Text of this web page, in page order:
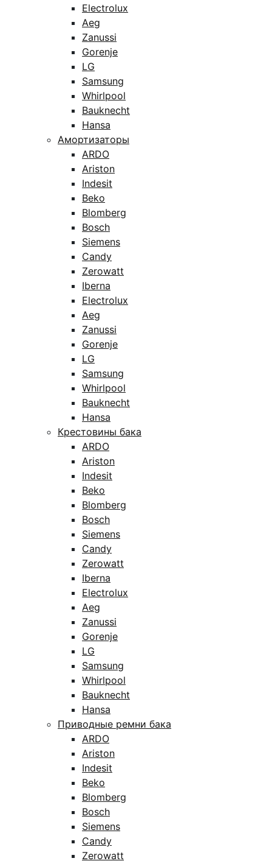
Electrolux
Aeg
Zanussi
Gorenje
LG
Samsung
Whirlpool
Bauknecht
Hansa
Амортизаторы
ARDO
Ariston
Indesit
Beko
Blomberg
Bosch
Siemens
Candy
Zerowatt
Iberna
Electrolux
Aeg
Zanussi
Gorenje
LG
Samsung
Whirlpool
Bauknecht
Hansa
Крестовины бака
ARDO
Ariston
Indesit
Beko
Blomberg
Bosch
Siemens
Candy
Zerowatt
Iberna
Electrolux
Aeg
Zanussi
Gorenje
LG
Samsung
Whirlpool
Bauknecht
Hansa
Приводные ремни бака
ARDO
Ariston
Indesit
Beko
Blomberg
Bosch
Siemens
Candy
Zerowatt